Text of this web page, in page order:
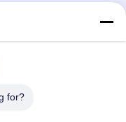
for?